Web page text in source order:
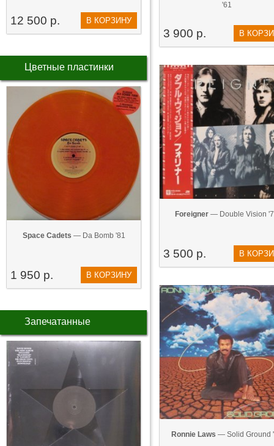
12 500 р. В КОРЗИНУ
Цветные пластинки
Space Cadets — Da Bomb '81
1 950 р. В КОРЗИНУ
Запечатанные
'61
3 900 р. В
Foreigner — Double Vision
3 500 р. В
Ronnie Laws — Solid Ground